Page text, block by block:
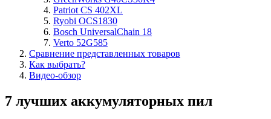
Patriot СS 402XL
Ryobi OCS1830
Bosch UniversalChain 18
Verto 52G585
Сравнение представленных товаров
Как выбрать?
Видео-обзор
7 лучших аккумуляторных пил